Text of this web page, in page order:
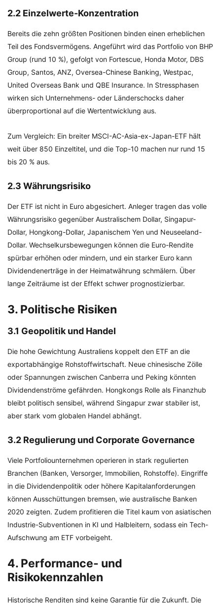
2.2 Einzelwerte-Konzentration
Bereits die zehn größten Positionen binden einen erheblichen
Teil des Fondsvermögens. Angeführt wird das Portfolio von BHP
Group (rund 10 %), gefolgt von Fortescue, Honda Motor, DBS
Group, Santos, ANZ, Oversea-Chinese Banking, Westpac,
United Overseas Bank und QBE Insurance. In Stressphasen
wirken sich Unternehmens- oder Länderschocks daher
überproportional auf die Wertentwicklung aus.
Zum Vergleich: Ein breiter MSCI-AC-Asia-ex-Japan-ETF hält
weit über 850 Einzeltitel, und die Top-10 machen nur rund 15
bis 20 % aus.
2.3 Währungsrisiko
Der ETF ist nicht in Euro abgesichert. Anleger tragen das volle
Währungsrisiko gegenüber Australischem Dollar, Singapur-
Dollar, Hongkong-Dollar, Japanischem Yen und Neuseeland-
Dollar. Wechselkursbewegungen können die Euro-Rendite
spürbar erhöhen oder mindern, und ein starker Euro kann
Dividendenerträge in der Heimatwährung schmälern. Über
lange Zeiträume ist der Effekt schwer prognostizierbar.
3. Politische Risiken
3.1 Geopolitik und Handel
Die hohe Gewichtung Australiens koppelt den ETF an die
exportabhängige Rohstoffwirtschaft. Neue chinesische Zölle
oder Spannungen zwischen Canberra und Peking könnten
Dividendenströme gefährden. Hongkongs Rolle als Finanzhub
bleibt politisch sensibel, während Singapur zwar stabiler ist,
aber stark vom globalen Handel abhängt.
3.2 Regulierung und Corporate Governance
Viele Portfoliounternehmen operieren in stark regulierten
Branchen (Banken, Versorger, Immobilien, Rohstoffe). Eingriffe
in die Dividendenpolitik oder höhere Kapitalanforderungen
können Ausschüttungen bremsen, wie australische Banken
2020 zeigten. Zudem profitieren die Titel kaum von asiatischen
Industrie-Subventionen in KI und Halbleitern, sodass ein Tech-
Aufschwung am ETF vorbeigeht.
4. Performance- und
Risikokennzahlen
Historische Renditen sind keine Garantie für die Zukunft. Die